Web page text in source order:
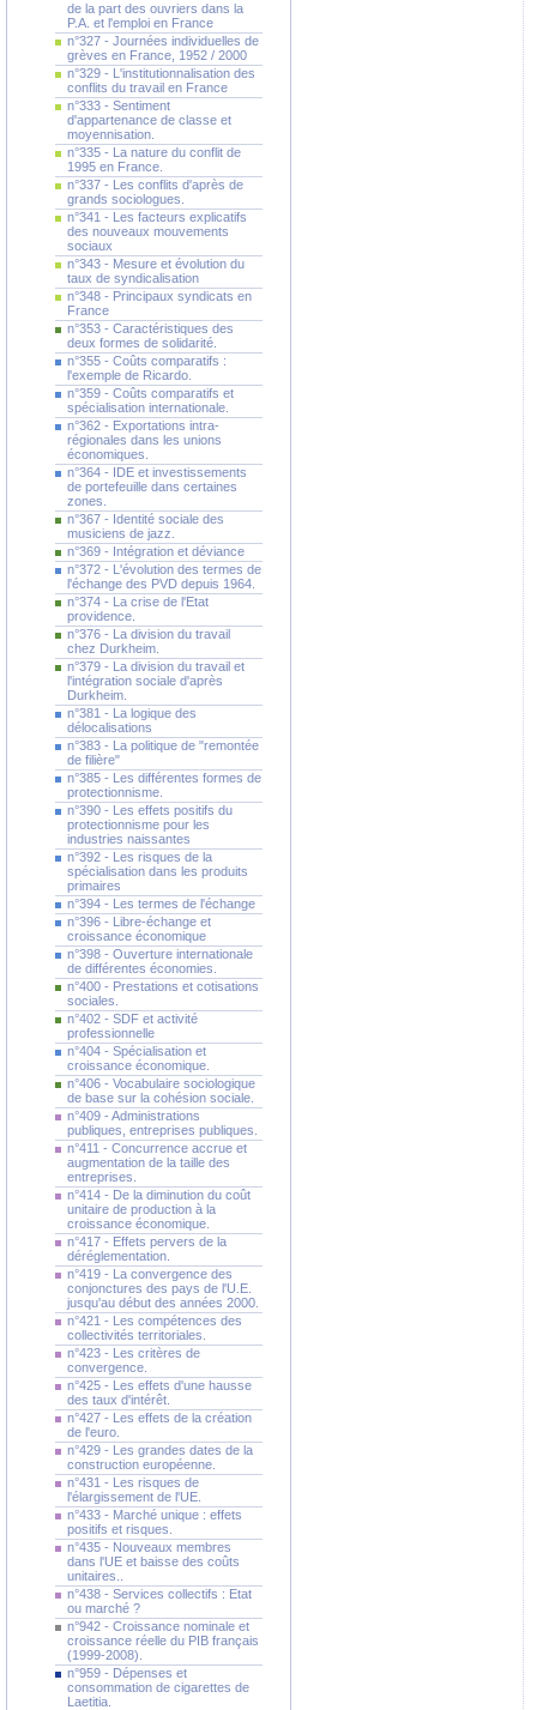
de la part des ouvriers dans la
P.A. et l'emploi en France
n°327 - Journées individuelles de
grèves en France, 1952 / 2000
n°329 - L'institutionnalisation des
conflits du travail en France
n°333 - Sentiment
d'appartenance de classe et
moyennisation.
n°335 - La nature du conflit de
1995 en France.
n°337 - Les conflits d'après de
grands sociologues.
n°341 - Les facteurs explicatifs
des nouveaux mouvements
sociaux
n°343 - Mesure et évolution du
taux de syndicalisation
n°348 - Principaux syndicats en
France
n°353 - Caractéristiques des
deux formes de solidarité.
n°355 - Coûts comparatifs :
l'exemple de Ricardo.
n°359 - Coûts comparatifs et
spécialisation internationale.
n°362 - Exportations intra-
régionales dans les unions
économiques.
n°364 - IDE et investissements
de portefeuille dans certaines
zones.
n°367 - Identité sociale des
musiciens de jazz.
n°369 - Intégration et déviance
n°372 - L'évolution des termes de
l'échange des PVD depuis 1964.
n°374 - La crise de l'Etat
providence.
n°376 - La division du travail
chez Durkheim.
n°379 - La division du travail et
l'intégration sociale d'après
Durkheim.
n°381 - La logique des
délocalisations
n°383 - La politique de "remontée
de filière"
n°385 - Les différentes formes de
protectionnisme.
n°390 - Les effets positifs du
protectionnisme pour les
industries naissantes
n°392 - Les risques de la
spécialisation dans les produits
primaires
n°394 - Les termes de l'échange
n°396 - Libre-échange et
croissance économique
n°398 - Ouverture internationale
de différentes économies.
n°400 - Prestations et cotisations
sociales.
n°402 - SDF et activité
professionnelle
n°404 - Spécialisation et
croissance économique.
n°406 - Vocabulaire sociologique
de base sur la cohésion sociale.
n°409 - Administrations
publiques, entreprises publiques.
n°411 - Concurrence accrue et
augmentation de la taille des
entreprises.
n°414 - De la diminution du coût
unitaire de production à la
croissance économique.
n°417 - Effets pervers de la
déréglementation.
n°419 - La convergence des
conjonctures des pays de l'U.E.
jusqu'au début des années 2000.
n°421 - Les compétences des
collectivités territoriales.
n°423 - Les critères de
convergence.
n°425 - Les effets d'une hausse
des taux d'intérêt.
n°427 - Les effets de la création
de l'euro.
n°429 - Les grandes dates de la
construction européenne.
n°431 - Les risques de
l'élargissement de l'UE.
n°433 - Marché unique : effets
positifs et risques.
n°435 - Nouveaux membres
dans l'UE et baisse des coûts
unitaires..
n°438 - Services collectifs : Etat
ou marché ?
n°942 - Croissance nominale et
croissance réelle du PIB français
(1999-2008).
n°959 - Dépenses et
consommation de cigarettes de
Laetitia.